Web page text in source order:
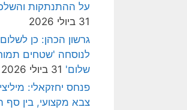
על ההתנתקות
31 ביולי 2026
גרשון הכהן: כן
לנוסחה 'שטחים
שלום' 31 ביולי 2026
פנחס יחזקאלי:
צבא מקצועי, בין סף